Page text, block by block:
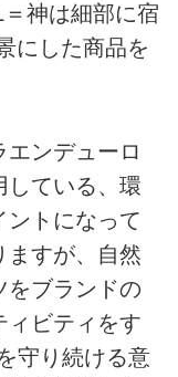
神は細部に宿
にした商品を
エンデューロ
している、環
ントになって
ますが、自然
をブランドの
ィビティをす
守り続ける意